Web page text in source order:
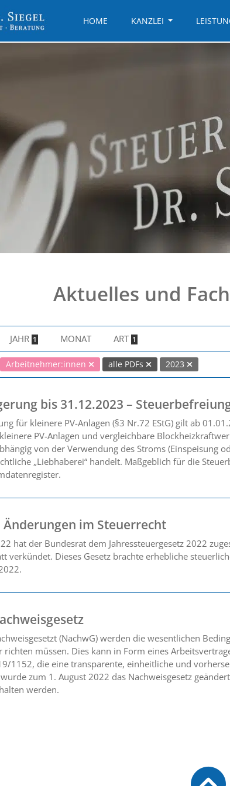
HOME KANZLEI
Aktuelles und
JAHR 1 MONAT ART 1
Arbeitnehmer:innen alle PDFs 2023
bis 31.12.2023 –
für kleinere PV-Anlagen (§3 Nr.72 EStG) gilt ab
PV-Anlagen und vergleichbare
von der Verwendung des Stroms (Einspeisung
„Liebhaberei“ handelt. Maßgeblich für die
Änderungen im Steuerrecht
hat der Bundesrat dem Jahressteuergesetz 2022
verkündet. Dieses Gesetz brachte erhebliche
(NachwG) werden die wesentlichen
richten müssen. Dies kann in Form eines
1152, die eine transparente, einheitliche und
zum 1. August 2022 das Nachweisgesetz
werden.